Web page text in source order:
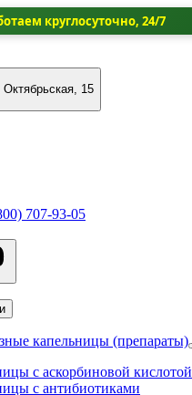
круглосуточно, 24/7
15
707-93-05
капельницы (препараты)
с аскорбиновой кислотой
с антибиотиками